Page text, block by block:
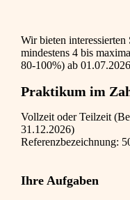
Wir bieten
mindestens 4 bis
80-100%) ab
Praktikum im
Vollzeit oder Teilzeit
31.12.2026)
Referenzbezeichnung:
Ihre Aufgaben